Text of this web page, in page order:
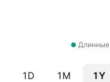
Длинные
1D 1M 1Y